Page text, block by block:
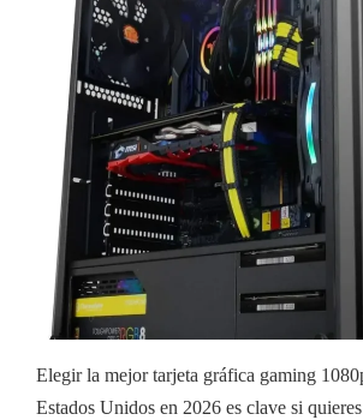
Elegir la mejor tarjeta gráfica gaming
Estados Unidos en 2026 es clave si